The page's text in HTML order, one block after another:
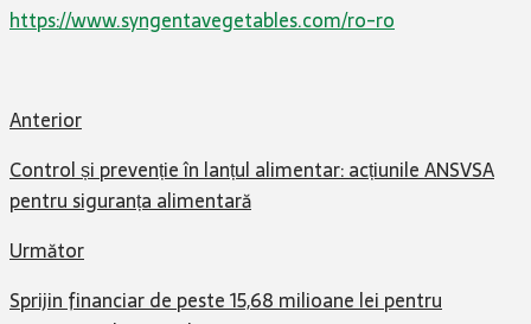
https://www.syngentavegetables.com/ro-ro
Anterior
Control și prevenție în lanțul alimentar: acțiunile ANSVSA
pentru siguranța alimentară
Următor
Sprijin financiar de peste 15,68 milioane lei pentru